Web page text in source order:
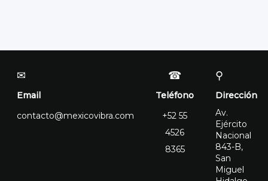
✉
Email
contacto@mexicovibra.com
☎
Teléfono
+52 55
4526
8365
⚲
Dirección
Av.
Ejército
Nacional
843-B,
San
Miguel